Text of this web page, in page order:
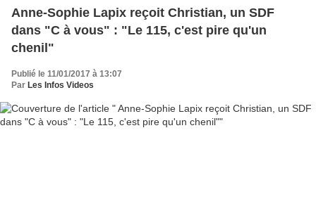
Anne-Sophie Lapix reçoit Christian, un SDF
dans "C à vous" : "Le 115, c'est pire qu'un
chenil"
Publié le 11/01/2017 à 13:07
Par Les Infos Videos